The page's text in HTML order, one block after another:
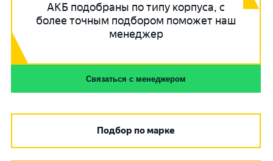
АКБ подобраны по типу корпуса, с
более точным подбором поможет наш
менеджер
Связаться с менеджером
Подбор по марке